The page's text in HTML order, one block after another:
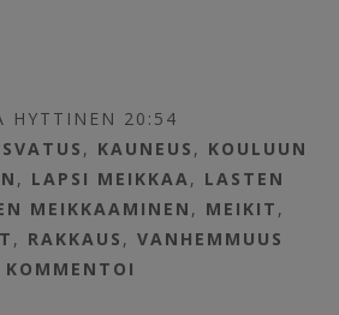
HYTTINEN 20:54
, KAUNEUS , KOULUUN
, LAPSI MEIKKAA , LASTEN
MEIKKAAMINEN , MEIKIT ,
, RAKKAUS ,VANHEMMUUS
KOMMENTOI